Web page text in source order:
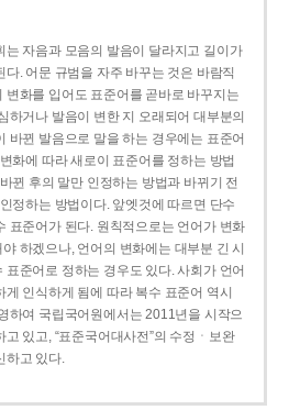
는 자음과 모음의 발음이 달라지고 길이가
. 어문 규범을 자주 바꾸는 것은 바람직
변화를 입어도 표준어를 곧바로 바꾸지는
하거나 발음이 변한 지 오래되어 대부분의
바뀐 발음으로 말을 하는 경우에는 표준어
화에 따라 새로이 표준어를 정하는 방법
뀐 후의 말만 인정하는 방법과 바뀌기 전
정하는 방법이다. 앞엣것에 따르면 단수
표준어가 된다. 원칙적으로는 언어가 변화
하겠으나, 언어의 변화에는 대부분 긴 시
준어로 정하는 경우도 있다. 사회가 언어
인식하게 됨에 따라 복수 표준어 역시
하여 국립국어원에서는 2011년을 시작으
있고, “표준국어대사전”의 수정ㆍ보완
하고 있다.